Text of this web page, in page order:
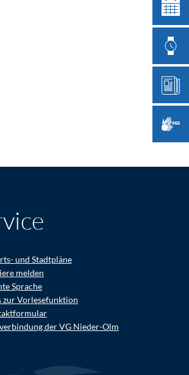
und Stadtpläne
melden
Sprache
zur Vorlesefunktion
der VG Nieder-Olm